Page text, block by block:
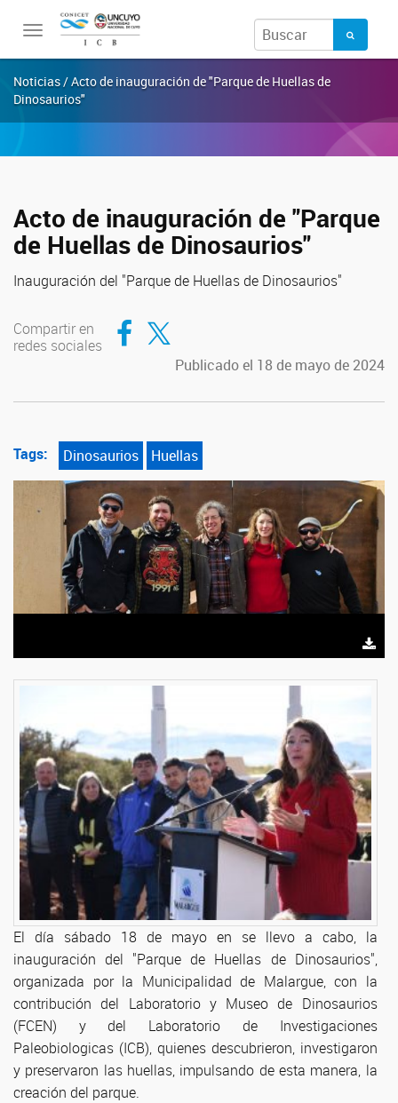
Toggle
navigation
Noticias / Acto de inauguración de "Parque de Huellas de
Dinosaurios"
Acto de inauguración de "Parque
de Huellas de Dinosaurios"
Inauguración del "Parque de Huellas de Dinosaurios"
Compartir en
redes sociales
Compartir en Facebook
Compartir en Twitter
Publicado el 18 de mayo de 2024
Tags: Dinosaurios Huellas
El día sábado 18 de mayo en se llevo a cabo, la
inauguración del "Parque de Huellas de Dinosaurios",
organizada por la Municipalidad de Malargue, con la
contribución del Laboratorio y Museo de Dinosaurios
(FCEN) y del Laboratorio de Investigaciones
Paleobiologicas (ICB), quienes descubrieron, investigaron
y preservaron las huellas, impulsando de esta manera, la
creación del parque.